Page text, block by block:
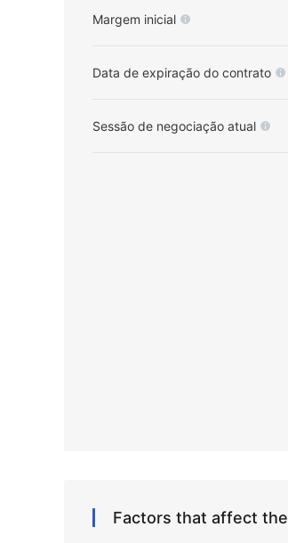
Margem inicial
Data de expiração do contrato
Sessão de negociação atual
Factors that affect